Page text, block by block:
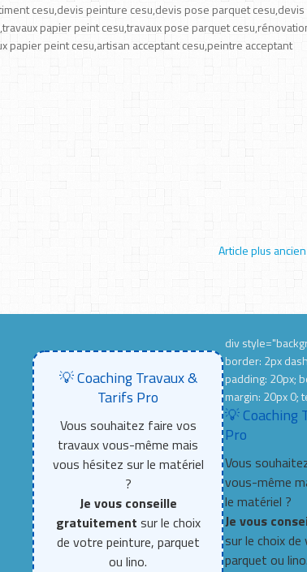
cesu,devis peinture cesu,devis pose parquet cesu,devis
papier peint cesu,travaux pose parquet
papier peint cesu,artisan acceptant cesu,peintre acceptant
Article plus ancien
div
border: 2px
padding: 20px;
margin: 20px 0;
💡 Coaching
Pro
Vous
vous-même
le matériel ?
Je vous
sur le choix
parquet ou
💡 Coaching Travaux &
Tarifs Pro
Vous souhaitez faire vos
travaux vous-même mais
vous hésitez sur le matériel
?
Je vous conseille
gratuitement sur le choix
de votre peinture, parquet
ou lino.